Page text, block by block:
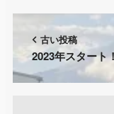
古い投稿
2023年スタート